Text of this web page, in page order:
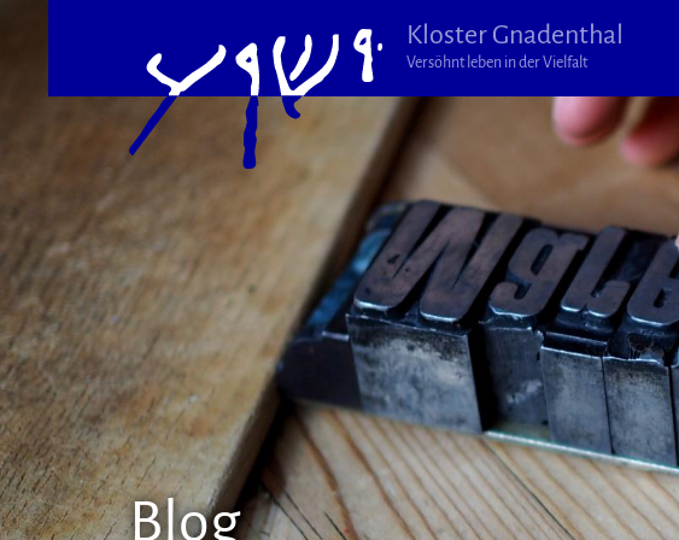
Kloster Gnadenthal
Versöhnt leben in der Vielfalt
Blog